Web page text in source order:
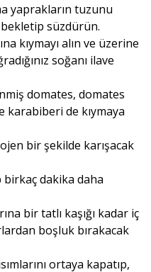
yaprakların tuzunu
süzdürün.
kıymayı alın ve üzerine
soğanı ilave
domates, domates
karabiberi de kıymaya
bir şekilde karışacak
birkaç dakika daha
bir tatlı kaşığı kadar iç
boşluk bırakacak
ortaya kapatıp,